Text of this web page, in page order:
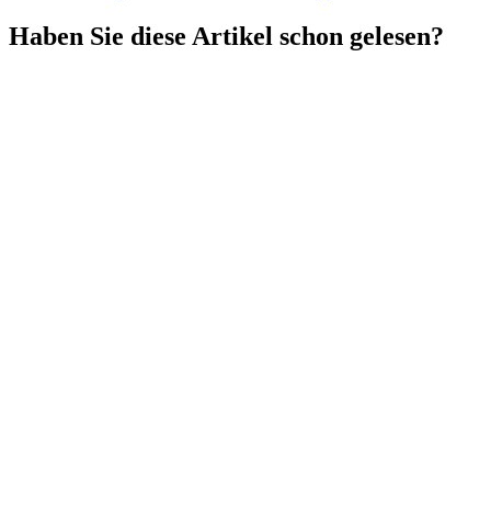
Haben Sie diese Artikel schon gelesen?